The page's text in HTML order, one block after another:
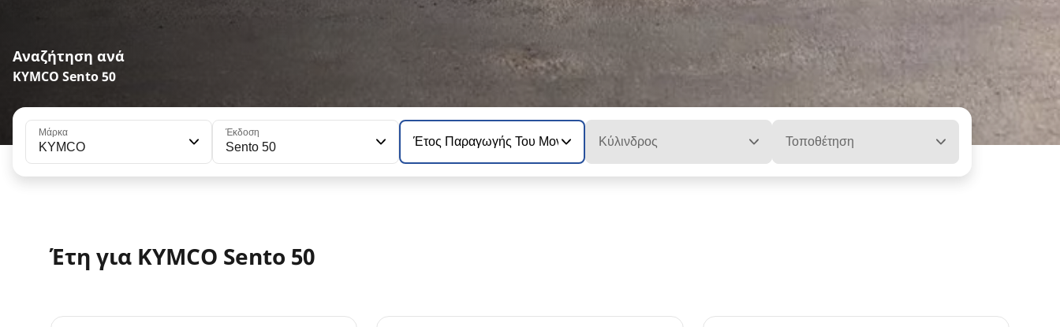
Αναζήτηση ανά
KYMCO Sento 50
Μάρκα
KYMCO
Έκδοση
Sento 50 Έτος Παραγωγής Του Μοντέλου Κύλινδρος Τοποθέτηση
Έτη για KYMCO Sento 50